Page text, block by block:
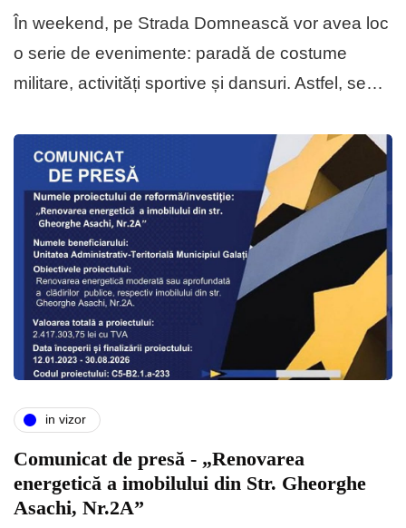
În weekend, pe Strada Domnească vor avea loc
o serie de evenimente: paradă de costume
militare, activități sportive și dansuri. Astfel, se…
in vizor
Comunicat de presă - „Renovarea
energetică a imobilului din Str. Gheorghe
Asachi, Nr.2A”